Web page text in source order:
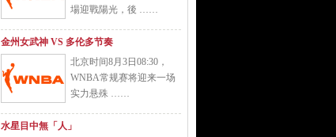
場迎戰陽光，後 ……
金州女武神 VS 多伦多节奏
北京时间8月3日08:30，
WNBA常规赛将迎来一场
实力悬殊 ……
水星目中無「人」